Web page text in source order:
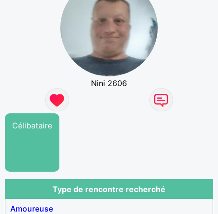
Nini 2606
Célibataire
Type de rencontre recherché
Amoureuse